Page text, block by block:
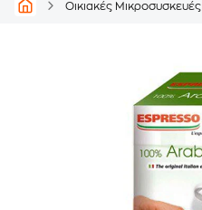
Οικιακές Μικροσυσκευές